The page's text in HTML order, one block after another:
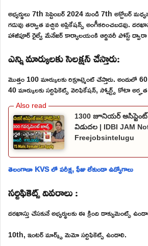
అభ్యర్థులు 7th సెప్టెంబర్ 2024 నుండి 7th అక్టోబర్
గడువు తర్వాత వచ్చిన అప్లికేషన్స్ అంగీకరించబడవు.
హాజీపూర్ రైల్వే మేనేజర్ కార్యాలయంకి ఆర్డినరీ పోస్ట్
ఎన్ని మార్కులకు సెలక్షన్ చేస్తారు:
మొత్తం 100 మార్కులకు రిక్రూట్మెంట్ చేస్తారు. అందులో
40 మార్కులకు సర్టిఫికెట్స్ వెరిఫికేషన్, స్పోర్ట్స్ కోటా
1300 జూనియర్
విడుదల | IDBI JAM
Freejobsintelugu
తెలంగాణా KVS లో పరీక్ష, ఫీజు లేకుండా ఉద్యోగాలు
సర్టిఫికెట్స్ వివరాలు :
దరఖాస్తు చేసకునే అభ్యర్థులకు ఈ క్రింది డాక్యుమెంట్స్
10th, ఇంటర్ మార్క్స్ మెమో సర్టిఫికెట్స్ ఉండాలి.